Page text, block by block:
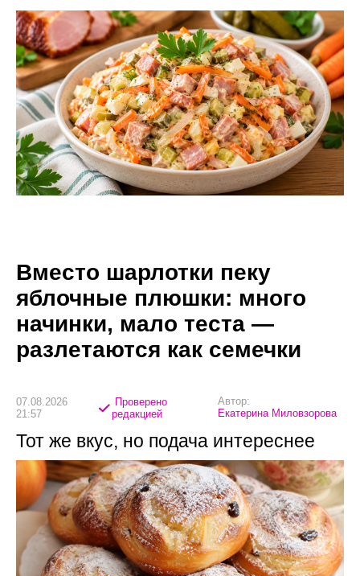
Вместо шарлотки пеку
яблочные плюшки: много
начинки, мало теста —
разлетаются как семечки
07.08.2026
21:57
Проверено
редакцией
Автор:
Екатерина Миловзорова
Тот же вкус, но подача интереснее